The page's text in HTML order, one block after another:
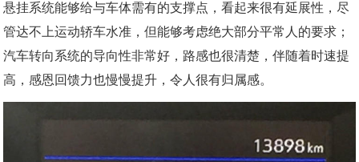
悬挂系统能够给与车体需有的支撑点，看起来很有延展性，尽
管达不上运动轿车水准，但能够考虑绝大部分平常人的要求；
汽车转向系统的导向性非常好，路感也很清楚，伴随着时速提
高，感恩回馈力也慢慢提升，令人很有归属感。